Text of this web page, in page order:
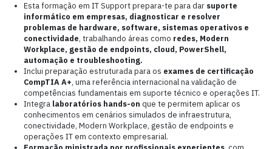
Esta formação em IT Support prepara-te para dar suporte
informático em empresas, diagnosticar e resolver
problemas de hardware, software, sistemas operativos e
conectividade, trabalhando áreas como redes, Modern
Workplace, gestão de endpoints, cloud, PowerShell,
automação e troubleshooting.
Inclui preparação estruturada para os exames de certificação
CompTIA A+, uma referência internacional na validação de
competências fundamentais em suporte técnico e operações IT.
Integra laboratórios hands-on que te permitem aplicar os
conhecimentos em cenários simulados de infraestrutura,
conectividade, Modern Workplace, gestão de endpoints e
operações IT em contexto empresarial.